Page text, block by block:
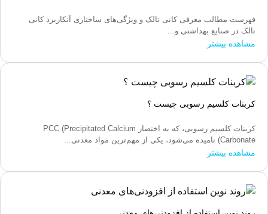
فهرست مطالب معرفی کانی تالک و ویژگی‌های ساختاری آنکاربرد کانی
تالک در صنایع بهداشتی و...
مشاهده بیشتر
کربنات کلسیم رسوبی چیست ؟
کربنات کلسیم رسوبی، که به اختصار PCC (Precipitated Calcium
Carbonate) نامیده می‌شود، یکی از مهم‌ترین مواد معدنی...
مشاهده بیشتر